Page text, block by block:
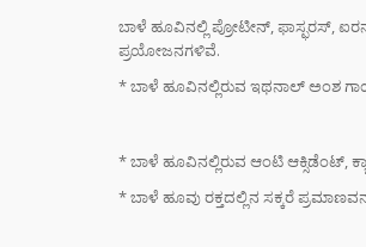
ಬಾಳೆ ಹೂವಿನಲ್ಲಿ ಪ್ರೋಟೀನ್, ಫಾಸ್ಫರಸ್,
ಪ್ರಯೋಜನಗಳಿವೆ.
* ಬಾಳೆ ಹೂವಿನಲ್ಲಿರುವ ಇಥನಾಲ್ ಅಂಶ
* ಬಾಳೆ ಹೂವಿನಲ್ಲಿರುವ ಆಂಟಿ ಆಕ್ಸಿಡೆಂಟ್,
* ಬಾಳೆ ಹೂವು ರಕ್ತದಲ್ಲಿನ ಸಕ್ಕರೆ